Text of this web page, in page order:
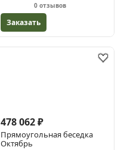
0 отзывов
Заказать
478 062 ₽
Прямоугольная беседка
Октябрь